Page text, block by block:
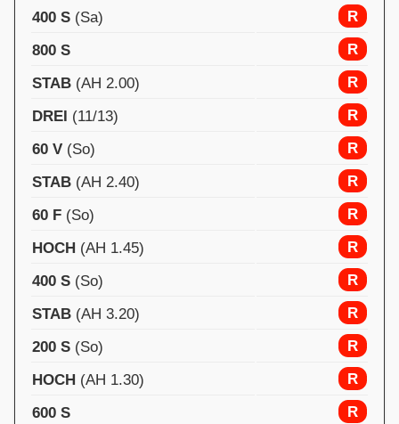
400 S (Sa)
R
800 S
R
STAB (AH 2.00)
R
DREI (11/13)
R
60 V (So)
R
STAB (AH 2.40)
R
60 F (So)
R
HOCH (AH 1.45)
R
400 S (So)
R
STAB (AH 3.20)
R
200 S (So)
R
HOCH (AH 1.30)
R
600 S
R